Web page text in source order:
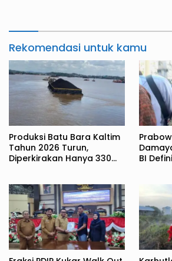
Rekomendasi untuk kamu
Produksi Batu Bara Kaltim
Tahun 2026 Turun,
Diperkirakan Hanya 330
BI